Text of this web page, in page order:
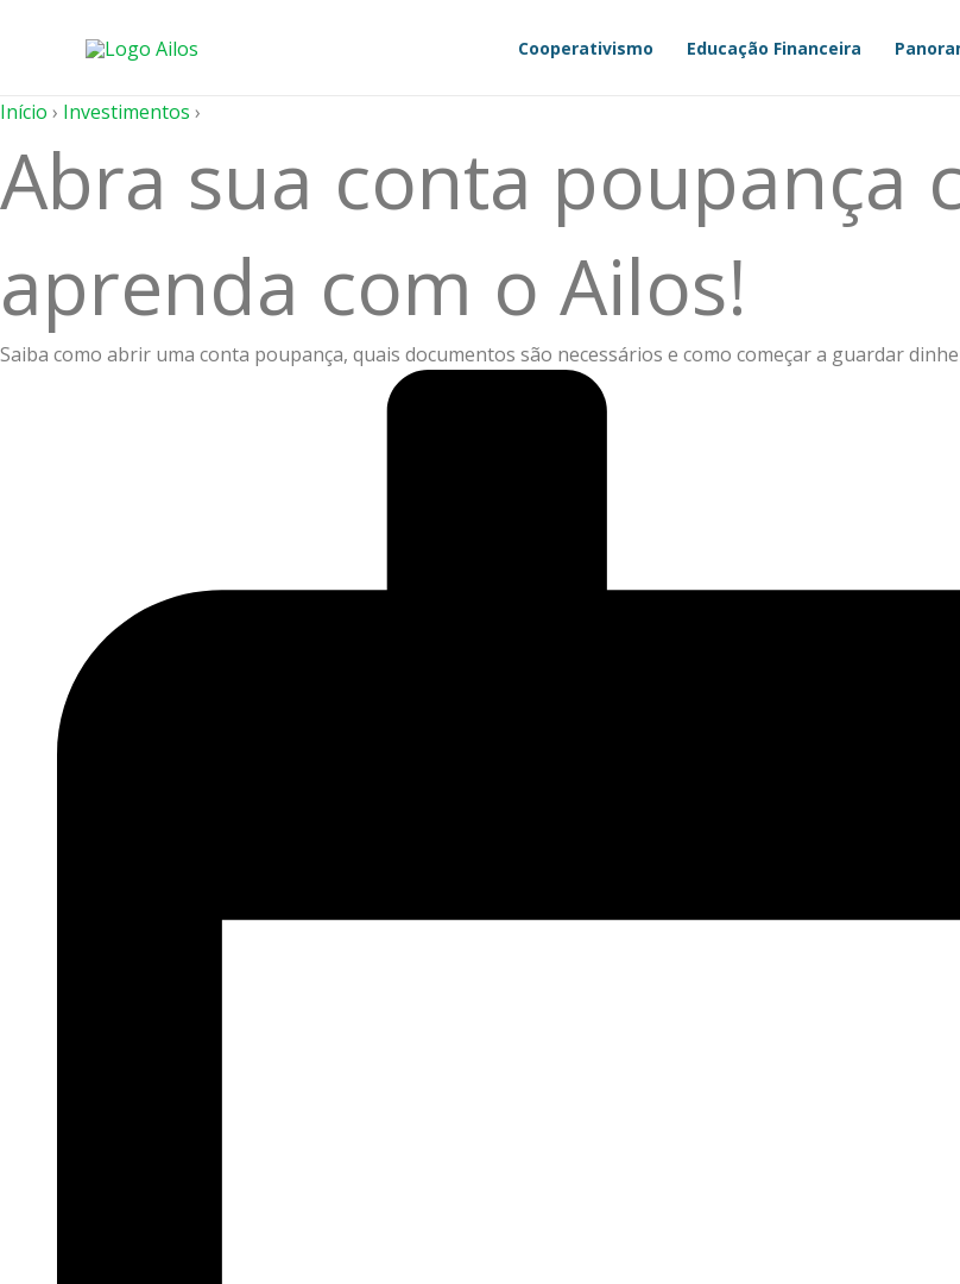
conteúdo
Cooperativismo Educação Financeira
Início › Investimentos ›
Abra sua conta poupança
aprenda com o Ailos!
Saiba como abrir uma conta poupança, quais documentos são necessários e como começar a guardar